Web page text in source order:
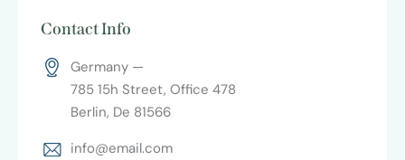
Contact Info
Germany —
785 15h Street, Office 478
Berlin, De 81566
info@email.com